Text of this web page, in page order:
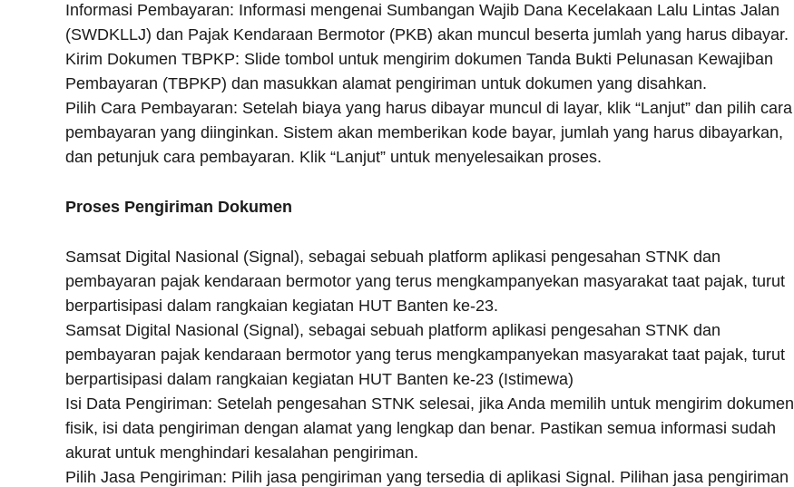
Informasi Pembayaran: Informasi mengenai Sumbangan Wajib Dana Kecelakaan Lalu Lintas Jalan
(SWDKLLJ) dan Pajak Kendaraan Bermotor (PKB) akan muncul beserta jumlah yang harus dibayar.
Kirim Dokumen TBPKP: Slide tombol untuk mengirim dokumen Tanda Bukti Pelunasan Kewajiban
Pembayaran (TBPKP) dan masukkan alamat pengiriman untuk dokumen yang disahkan.
Pilih Cara Pembayaran: Setelah biaya yang harus dibayar muncul di layar, klik “Lanjut” dan pilih cara
pembayaran yang diinginkan. Sistem akan memberikan kode bayar, jumlah yang harus dibayarkan,
dan petunjuk cara pembayaran. Klik “Lanjut” untuk menyelesaikan proses.
Proses Pengiriman Dokumen
Samsat Digital Nasional (Signal), sebagai sebuah platform aplikasi pengesahan STNK dan
pembayaran pajak kendaraan bermotor yang terus mengkampanyekan masyarakat taat pajak, turut
berpartisipasi dalam rangkaian kegiatan HUT Banten ke-23.
Samsat Digital Nasional (Signal), sebagai sebuah platform aplikasi pengesahan STNK dan
pembayaran pajak kendaraan bermotor yang terus mengkampanyekan masyarakat taat pajak, turut
berpartisipasi dalam rangkaian kegiatan HUT Banten ke-23 (Istimewa)
Isi Data Pengiriman: Setelah pengesahan STNK selesai, jika Anda memilih untuk mengirim dokumen
fisik, isi data pengiriman dengan alamat yang lengkap dan benar. Pastikan semua informasi sudah
akurat untuk menghindari kesalahan pengiriman.
Pilih Jasa Pengiriman: Pilih jasa pengiriman yang tersedia di aplikasi Signal. Pilihan jasa pengiriman